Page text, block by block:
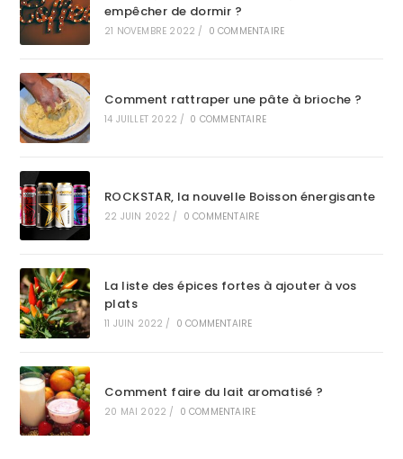
empêcher de dormir ?
21 NOVEMBRE 2022 / 0 COMMENTAIRE
Comment rattraper une pâte à brioche ?
14 JUILLET 2022 / 0 COMMENTAIRE
ROCKSTAR, la nouvelle Boisson énergisante
22 JUIN 2022 / 0 COMMENTAIRE
La liste des épices fortes à ajouter à vos
plats
11 JUIN 2022 / 0 COMMENTAIRE
Comment faire du lait aromatisé ?
20 MAI 2022 / 0 COMMENTAIRE